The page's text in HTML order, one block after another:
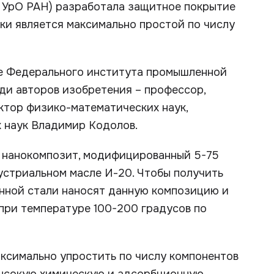
РАН) разработала защитное покрытие
является максимально простой по числу
Федерального института промышленной
авторов изобретения – профессор,
физико-математических наук,
Владимир Кодолов.
модифицированный 5-75
масле И-20. Чтобы получить
стали наносят данную композицию и
температуре 100-200 градусов по
упростить по числу компонентов